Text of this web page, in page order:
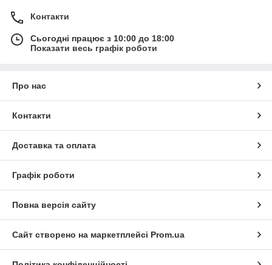
Контакти
Сьогодні працює з 10:00 до 18:00
Показати весь графік роботи
Про нас
Контакти
Доставка та оплата
Графік роботи
Повна версія сайту
Сайт створено на маркетплейсі Prom.ua